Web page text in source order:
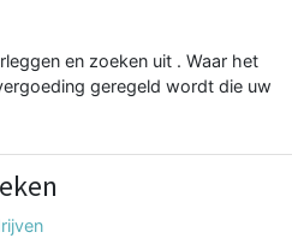
en zoeken uit . Waar het
geregeld wordt die uw